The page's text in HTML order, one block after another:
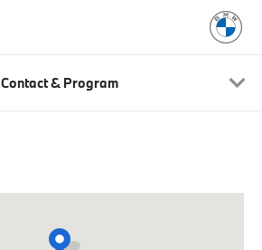
Contact & Program